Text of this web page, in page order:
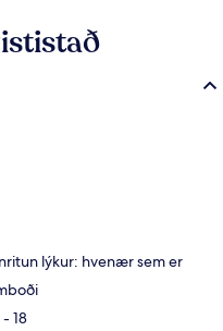
og Khlong Toei
lýkur: hvenær sem er
18